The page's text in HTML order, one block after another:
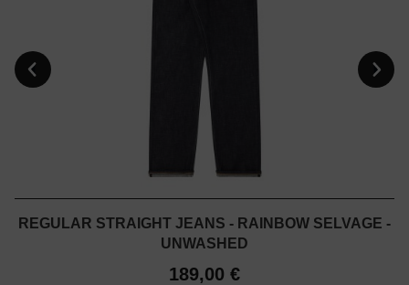
REGULAR STRAIGHT JEANS - RAINBOW SELVAGE -
UNWASHED
189,00 €